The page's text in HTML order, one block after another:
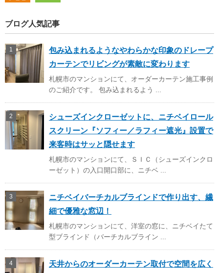
ブログ人気記事
包み込まれるようなやわらかな印象のドレープ
カーテンでリビングが素敵に変わります
札幌市のマンションにて、オーダーカーテン施工事例
のご紹介です。 包み込まれるよう ...
シューズインクローゼットに、ニチベイロール
スクリーン『ソフィー／ラフィー遮光』設置で
来客時はサッと隠せます
札幌市のマンションにて、ＳＩＣ（シューズインクロ
ーゼット）の入口開口部に、ニチベ ...
ニチベイバーチカルブラインドで作り出す、繊
細で優雅な窓辺！
札幌市のマンションにて、洋室の窓に、ニチベイたて
型ブラインド（バーチカルブライン ...
天井からのオーダーカーテン取付で空間を広く